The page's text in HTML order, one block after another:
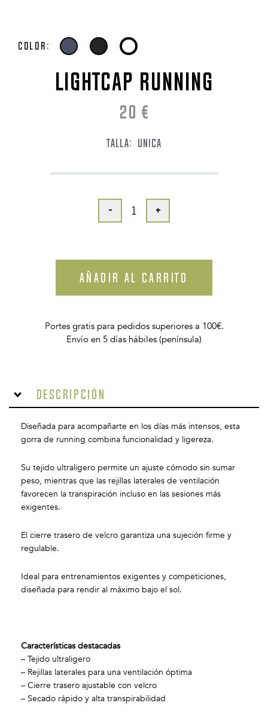
Color:
LIGHTCAP RUNNING
20 €
TALLA: UNICA
- +
AÑADIR AL CARRITO
Portes gratis para pedidos superiores a 100€.
Envío en 5 días hábiles (península)
Descripción
Diseñada para acompañarte en los días más intensos, esta
gorra de running combina funcionalidad y ligereza.
Su tejido ultraligero permite un ajuste cómodo sin sumar
peso, mientras que las rejillas laterales de ventilación
favorecen la transpiración incluso en las sesiones más
exigentes.
El cierre trasero de velcro garantiza una sujeción firme y
regulable.
Ideal para entrenamientos exigentes y competiciones,
diseñada para rendir al máximo bajo el sol.
Características destacadas
– Tejido ultraligero
– Rejillas laterales para una ventilación óptima
– Cierre trasero ajustable con velcro
– Secado rápido y alta transpirabilidad